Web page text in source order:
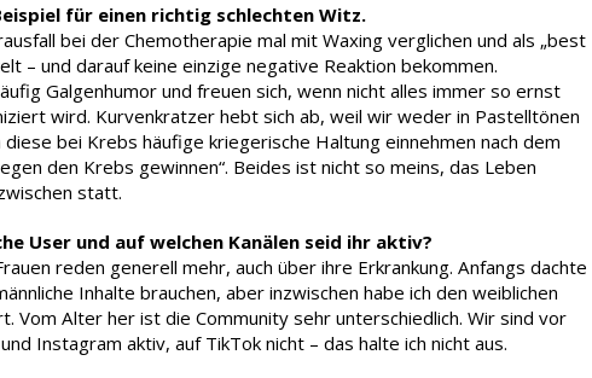
für einen richtig schlechten Witz.
bei der Chemotherapie mal mit Waxing verglichen und als „best
– und darauf keine einzige negative Reaktion bekommen.
Galgenhumor und freuen sich, wenn nicht alles immer so ernst
wird. Kurvenkratzer hebt sich ab, weil wir weder in Pastelltönen
bei Krebs häufige kriegerische Haltung einnehmen nach dem
den Krebs gewinnen“. Beides ist nicht so meins, das Leben
statt.
User und auf welchen Kanälen seid ihr aktiv?
reden generell mehr, auch über ihre Erkrankung. Anfangs dachte
Inhalte brauchen, aber inzwischen habe ich den weiblichen
Vom Alter her ist die Community sehr unterschiedlich. Wir sind vor
Instagram aktiv, auf TikTok nicht – das halte ich nicht aus.